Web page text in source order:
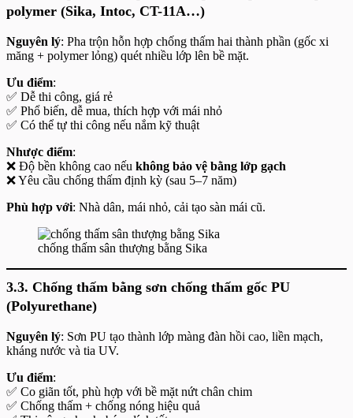
polymer (Sika, Intoc, CT-11A…)
Nguyên lý: Pha trộn hỗn hợp chống thấm hai thành phần (gốc xi
măng + polymer lỏng) quét nhiều lớp lên bề mặt.
Ưu điểm:
✅ Dễ thi công, giá rẻ
✅ Phổ biến, dễ mua, thích hợp với mái nhỏ
✅ Có thể tự thi công nếu nắm kỹ thuật
Nhược điểm:
❌ Độ bền không cao nếu không bảo vệ bằng lớp gạch
❌ Yêu cầu chống thấm định kỳ (sau 5–7 năm)
Phù hợp với: Nhà dân, mái nhỏ, cải tạo sàn mái cũ.
chống thấm sân thượng bằng Sika
3.3. Chống thấm bằng sơn chống thấm gốc PU
(Polyurethane)
Nguyên lý: Sơn PU tạo thành lớp màng đàn hồi cao, liền mạch,
kháng nước và tia UV.
Ưu điểm:
✅ Co giãn tốt, phù hợp với bề mặt nứt chân chim
✅ Chống thấm + chống nóng hiệu quả